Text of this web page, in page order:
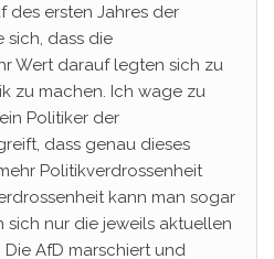
des ersten Jahres der
sich, dass die
Wert darauf legten sich zu
zu machen. Ich wage zu
Politiker der
dass genau dieses
Politikverdrossenheit
kann man sogar
sich nur die jeweils aktuellen
AfD marschiert und